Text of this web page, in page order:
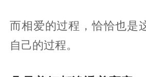
而相爱的过程，恰恰也是
自己的过程。